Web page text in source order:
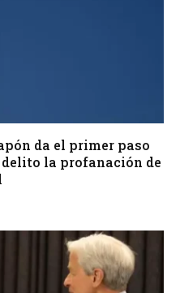
da el primer paso
la profanación de